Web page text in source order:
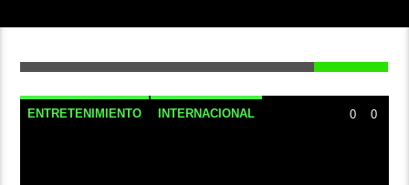
ENTRETENIMIENTO INTERNACIONAL 0 0